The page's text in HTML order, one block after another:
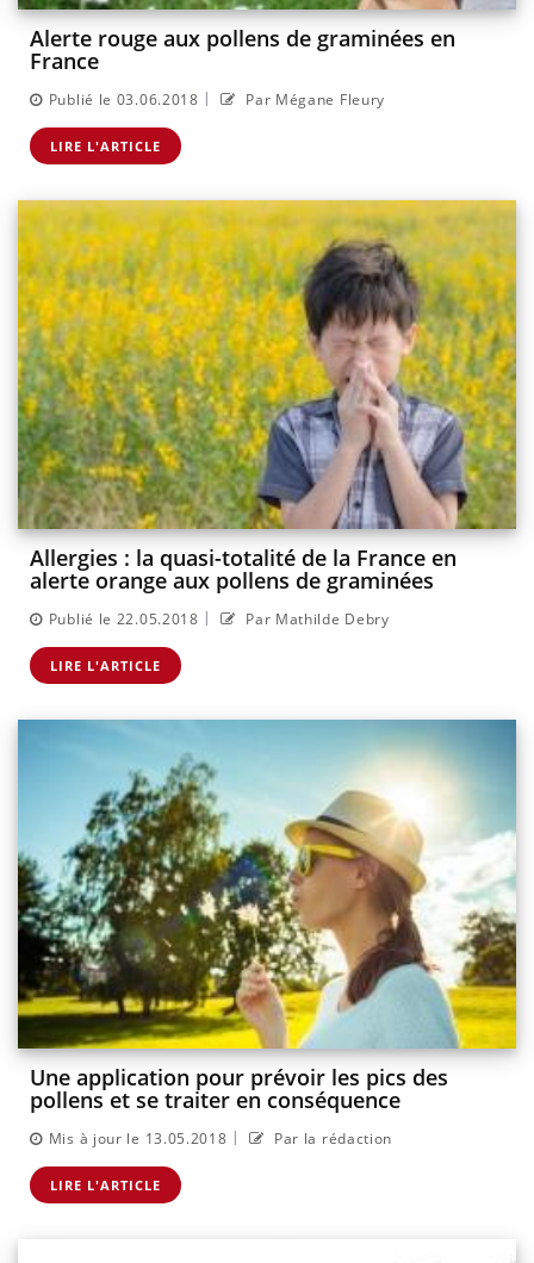
Alerte rouge aux pollens de graminées en
France
Publié le 03.06.2018 | Par Mégane Fleury
LIRE L'ARTICLE
Allergies : la quasi-totalité de la France en
alerte orange aux pollens de graminées
Publié le 22.05.2018 | Par Mathilde Debry
LIRE L'ARTICLE
Une application pour prévoir les pics des
pollens et se traiter en conséquence
Mis à jour le 13.05.2018 | Par la rédaction
LIRE L'ARTICLE